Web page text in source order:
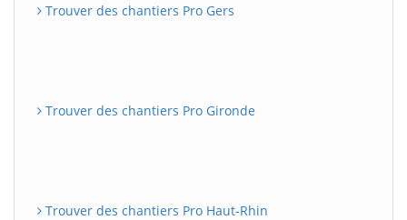
Trouver des chantiers Pro Gers
Trouver des chantiers Pro Gironde
Trouver des chantiers Pro Haut-Rhin